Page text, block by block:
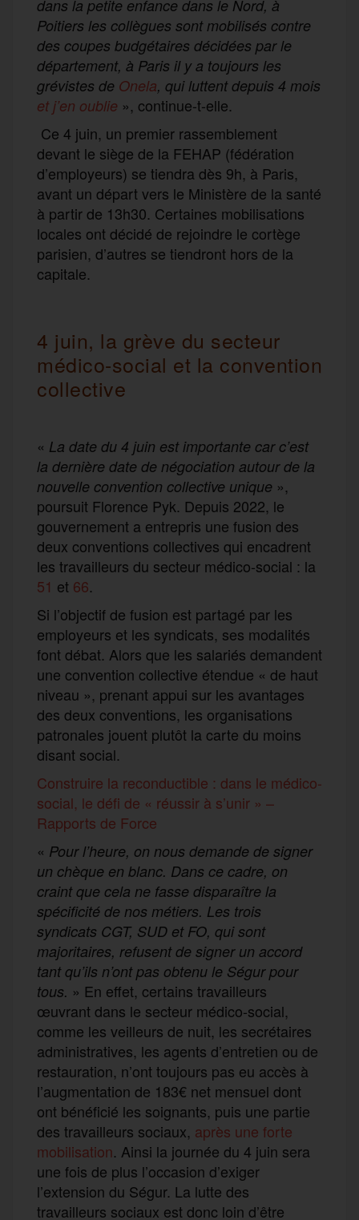
dans la petite enfance dans le Nord, à
Poitiers les collègues sont mobilisés contre
des coupes budgétaires décidées par le
département, à Paris il y a toujours les
grévistes de Onela, qui luttent depuis 4 mois
et j’en oublie », continue-t-elle.
Ce 4 juin, un premier rassemblement
devant le siège de la FEHAP (fédération
d’employeurs) se tiendra dès 9h, à Paris,
avant un départ vers le Ministère de la santé
à partir de 13h30. Certaines mobilisations
locales ont décidé de rejoindre le cortège
parisien, d’autres se tiendront hors de la
capitale.
4 juin, la grève du secteur
médico-social et la convention
collective
« La date du 4 juin est importante car c’est
la dernière date de négociation autour de la
nouvelle convention collective unique »,
poursuit Florence Pyk. Depuis 2022, le
gouvernement a entrepris une fusion des
deux conventions collectives qui encadrent
les travailleurs du secteur médico-social : la
51 et 66.
Si l’objectif de fusion est partagé par les
employeurs et les syndicats, ses modalités
font débat. Alors que les salariés demandent
une convention collective étendue « de haut
niveau », prenant appui sur les avantages
des deux conventions, les organisations
patronales jouent plutôt la carte du moins
disant social.
Construire la reconductible : dans le médico-
social, le défi de « réussir à s’unir » –
Rapports de Force
« Pour l’heure, on nous demande de signer
un chèque en blanc. Dans ce cadre, on
craint que cela ne fasse disparaître la
spécificité de nos métiers. Les trois
syndicats CGT, SUD et FO, qui sont
majoritaires, refusent de signer un accord
tant qu’ils n’ont pas obtenu le Ségur pour
tous. » En effet, certains travailleurs
œuvrant dans le secteur médico-social,
comme les veilleurs de nuit, les secrétaires
administratives, les agents d’entretien ou de
restauration, n’ont toujours pas eu accès à
l’augmentation de 183€ net mensuel dont
ont bénéficié les soignants, puis une partie
des travailleurs sociaux, après une forte
mobilisation. Ainsi la journée du 4 juin sera
une fois de plus l’occasion d’exiger
l’extension du Ségur. La lutte des
travailleurs sociaux est donc loin d’être